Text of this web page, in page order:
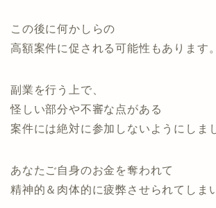
この後に何かしらの
高額案件に促される可能性もあります。
副業を行う上で、
怪しい部分や不審な点がある
案件には絶対に参加しないようにしま
あなたご自身のお金を奪われて
精神的＆肉体的に疲弊させられてしま